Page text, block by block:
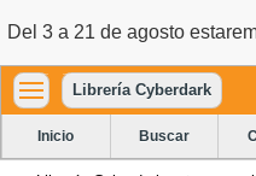
Del 3 a 21 de agosto
Librería Cyberdark
Inicio Buscar